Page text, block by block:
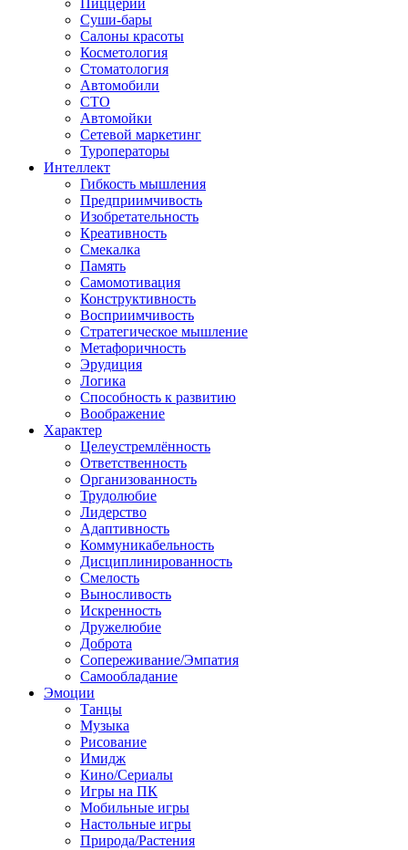
Пиццерии
Суши-бары
Салоны красоты
Косметология
Стоматология
Автомобили
СТО
Автомойки
Сетевой маркетинг
Туроператоры
Интеллект
Гибкость мышления
Предприимчивость
Изобретательность
Креативность
Смекалка
Память
Самомотивация
Конструктивность
Восприимчивость
Стратегическое мышление
Метафоричность
Эрудиция
Логика
Способность к развитию
Воображение
Характер
Целеустремлённость
Ответственность
Организованность
Трудолюбие
Лидерство
Адаптивность
Коммуникабельность
Дисциплинированность
Смелость
Выносливость
Искренность
Дружелюбие
Доброта
Сопереживание/Эмпатия
Самообладание
Эмоции
Танцы
Музыка
Рисование
Имидж
Кино/Сериалы
Игры на ПК
Мобильные игры
Настольные игры
Природа/Растения